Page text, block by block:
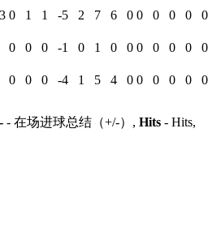
0 1 1 -5 2 7 6 0 0 0 0 0
0
0 0 0 -1 0 1 0 0 0 0 0 0
0
0 0 0 -4 1 5 4 0 0 0 0 0
0
- 在场进球总结（+/-）, Hits - Hits,